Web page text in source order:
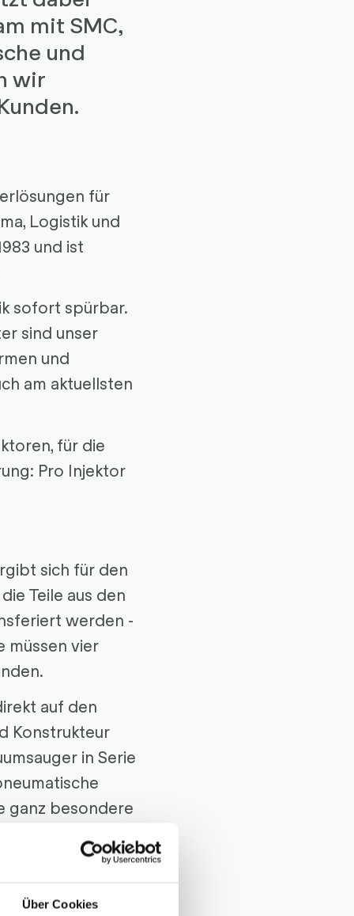
Über Cookies
mit SMC,
und
wir
für
Logistik und
und ist
sofort spürbar.
sind unser
und
am aktuellsten
für die
Pro Injektor
sich für den
Teile aus den
werden -
müssen vier
auf den
Konstrukteur
in Serie
ganz besondere
Nach dem
und an die